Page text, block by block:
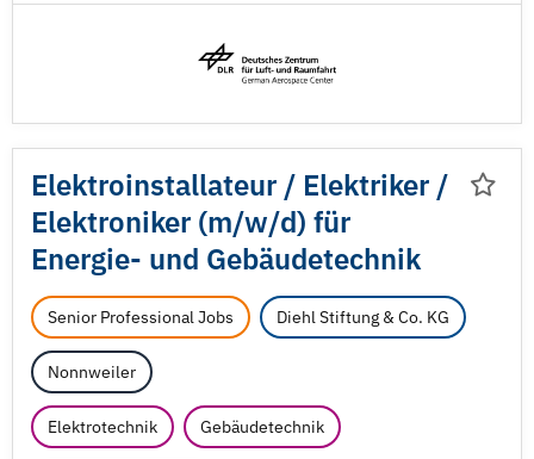
Elektroinstallateur / Elektriker /
Elektroniker (m/w/d) für
Energie- und Gebäudetechnik
Senior Professional Jobs Diehl Stiftung & Co. KG
Nonnweiler
Elektrotechnik Gebäudetechnik